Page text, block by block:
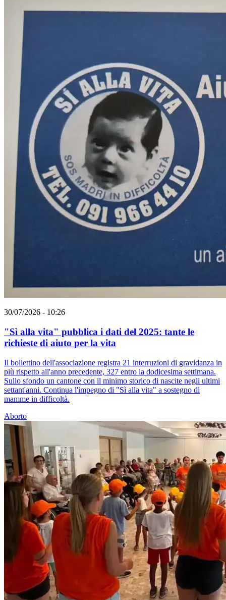
30/07/2026 - 10:26
"Sì alla vita" pubblica i dati del 2025: tante le
richieste di aiuto per la vita
Il bollettino dell'associazione registra 21 interruzioni di gravidanza in
più rispetto all'anno precedente, 327 entro la dodicesima settimana.
Sullo sfondo un cantone con il minimo storico di nascite negli ultimi
settant'anni. Continua l'impegno di "Sì alla vita" a sostegno di
mamme in difficoltà.
Aborto